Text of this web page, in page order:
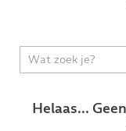
Helaas...